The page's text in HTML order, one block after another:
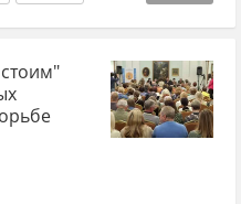
Мир без границ